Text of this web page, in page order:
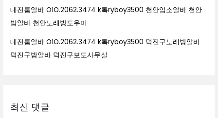
대전룸알바 O1O.2062.3474 k톡ryboy3500 천안업소알바 천안
밤알바 천안노래방도우미
대전룸알바 O1O.2062.3474 k톡ryboy3500 덕진구노래방알바
덕진구밤알바 덕진구보도사무실
최신 댓글